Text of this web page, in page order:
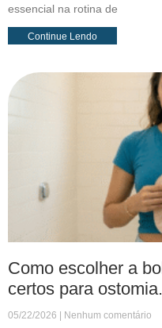
essencial na rotina de
Continue Lendo
Como escolher a
certos para ostomia.
05/22/2026 Nenhum comentário